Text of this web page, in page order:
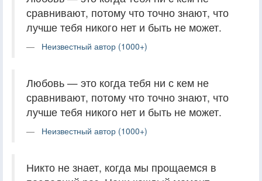
сравнивают, потому что точно знают, что
лучше тебя никого нет и быть не может.
Неизвестный автор (1000+)
Любовь — это когда тебя ни с кем не
сравнивают, потому что точно знают, что
лучше тебя никого нет и быть не может.
Неизвестный автор (1000+)
Никто не знает, когда мы прощаемся в